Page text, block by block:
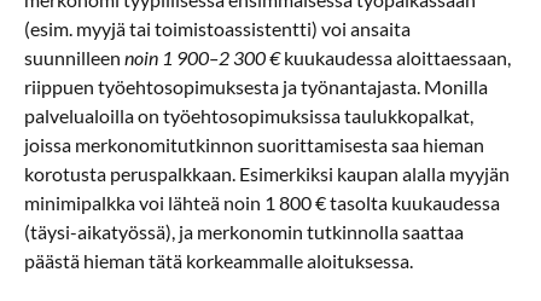
(esim. myyjä tai toimistoassistentti) voi ansaita
suunnilleen noin 1 900–2 300 €kuukaudessa aloittaessaan,
riippuen työehtosopimuksesta ja työnantajasta. Monilla
palvelualoilla on työehtosopimuksissa taulukkopalkat,
joissa merkonomitutkinnon suorittamisesta saa hieman
korotusta peruspalkkaan. Esimerkiksi kaupan alalla myyjän
minimipalkka voi lähteä noin 1 800 € tasolta kuukaudessa
(täysi-aikatyössä), ja merkonomin tutkinnolla saattaa
päästä hieman tätä korkeammalle aloituksessa.